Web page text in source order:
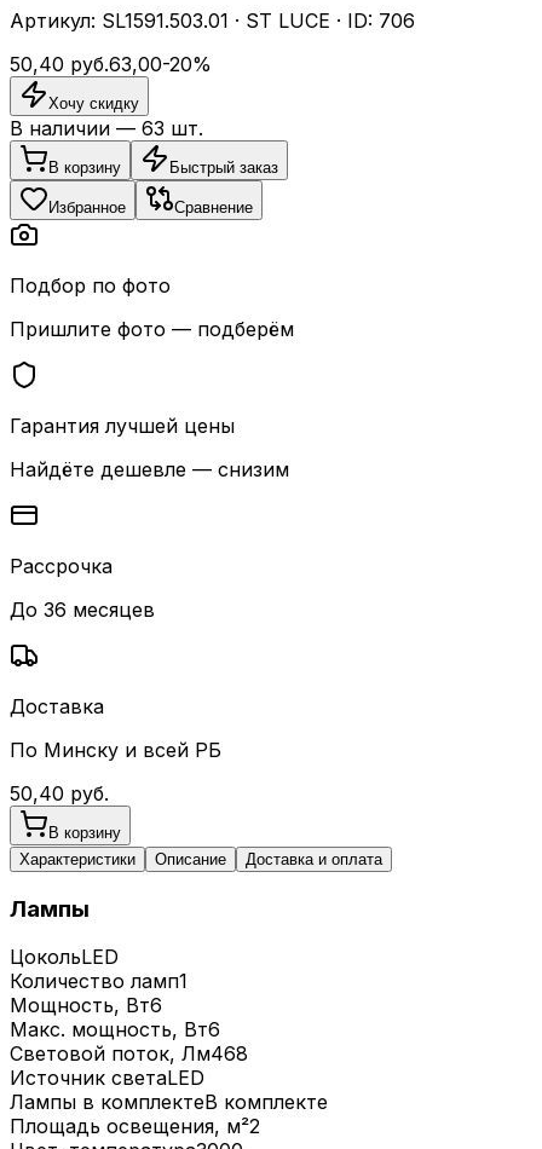
Артикул: SL1591.503.01 · ST LUCE · ID: 706
50,40 руб.63,00-20%
Хочу скидку
В наличии — 63 шт.
В корзину Быстрый заказ
Избранное Сравнение
Подбор по фото
Пришлите фото — подберём
Гарантия лучшей цены
Найдёте дешевле — снизим
Рассрочка
До 36 месяцев
Доставка
По Минску и всей РБ
50,40 руб.
В корзину
Характеристики
Описание Доставка и оплата
Лампы
ЦокольLED
Количество ламп1
Мощность, Вт6
Макс. мощность, Вт6
Световой поток, Лм468
Источник светаLED
Лампы в комплектеВ комплекте
Площадь освещения, м²2